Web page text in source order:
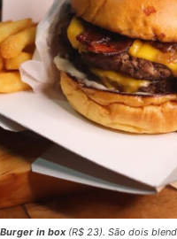
Burger in box(R$ 23). São dois